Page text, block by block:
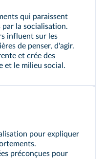
qui paraissent
la socialisation.
influent sur les
de penser, d'agir.
et crée des
et le milieu social.
pour expliquer
préconçues pour